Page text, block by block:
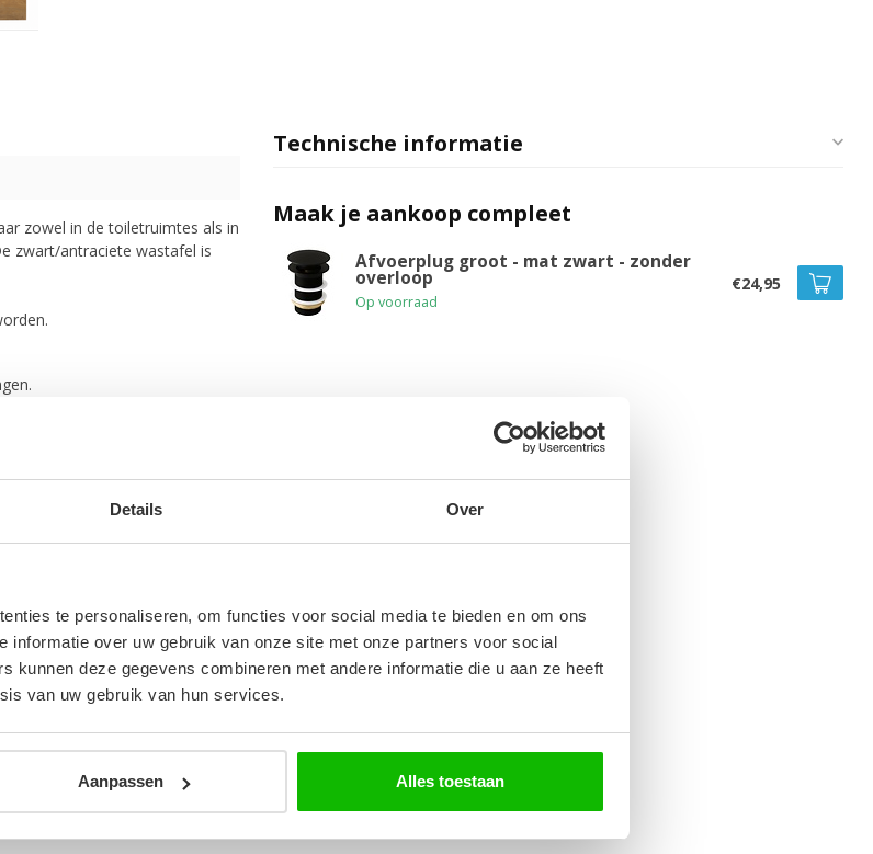
Details Over
te personaliseren, om functies voor social media te bieden en om ons
informatie over uw gebruik van onze site met onze partners voor social
kunnen deze gegevens combineren met andere informatie die u aan ze heeft
van uw gebruik van hun services.
Aanpassen Alles toestaan
zowel in de toiletruimtes als in
zwart/antraciete wastafel is
Technische informatie
Maak je aankoop compleet
Afvoerplug groot - mat zwart - zonder
overloop
Op voorraad
€24,95